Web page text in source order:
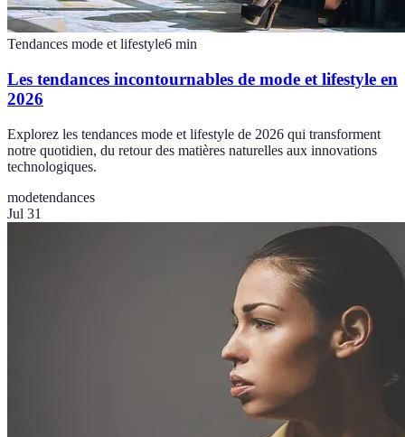
Tendances mode et lifestyle6 min
Les tendances incontournables de mode et lifestyle en
2026
Explorez les tendances mode et lifestyle de 2026 qui transforment
notre quotidien, du retour des matières naturelles aux innovations
technologiques.
modetendances
Jul 31